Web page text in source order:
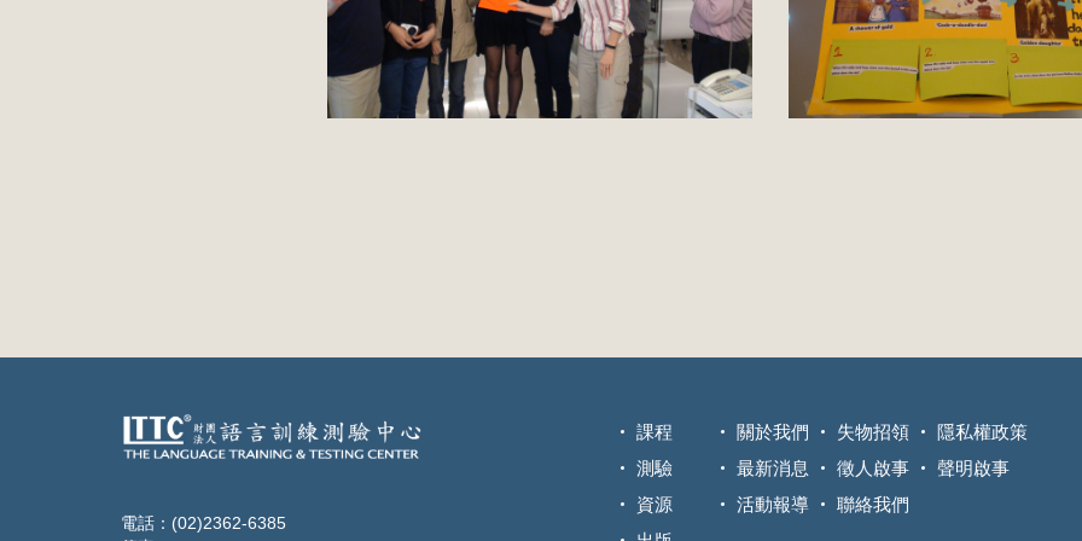
電話：(02)2362-6385
課程
測驗
資源
關於我們
最新消息
活動報導
失物招領
徵人啟事
聯絡我們
隱私權政策
聲明啟事